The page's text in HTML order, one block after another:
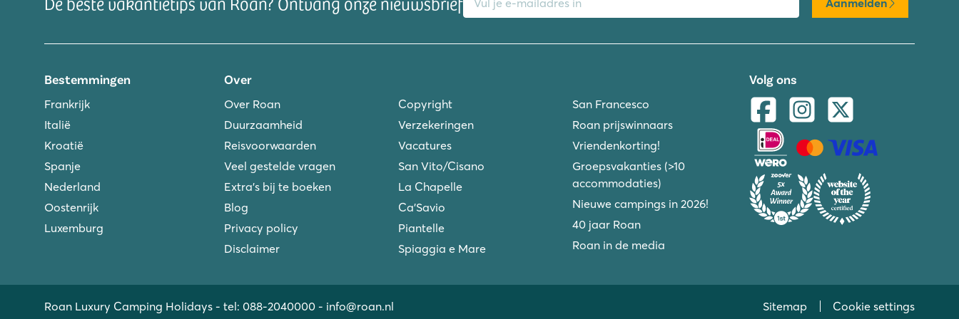
Aanmelden
Bestemmingen
Frankrijk
Italië
Kroatië
Spanje
Nederland
Oostenrijk
Luxemburg
Over
Over Roan
Duurzaamheid
Reisvoorwaarden
Veel gestelde vragen
Extra's bij te boeken
Blog
Privacy policy
Disclaimer
Copyright
Verzekeringen
Vacatures
San Vito/Cisano
La Chapelle
Ca'Savio
Piantelle
Spiaggia e Mare
San Francesco
Roan prijswinnaars
Vriendenkorting!
Groepsvakanties (>10
accommodaties)
Nieuwe campings in 2026!
40 jaar Roan
Roan in de media
Volg ons
Roan Luxury Camping Holidays - tel: 088-2040000 - info@roan.nl Sitemap Cookie settings